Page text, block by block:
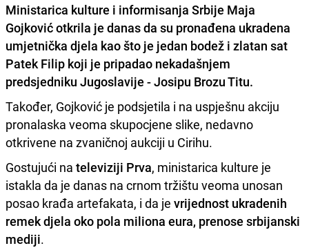
Ministarica kulture i informisanja Srbije Maja
Gojkovićotkrila je danas da su pronađena ukradena
umjetnička djela kao što je jedan bodež i zlatan sat
Patek Filip koji je pripadao nekadašnjem
predsjedniku Jugoslavije -Josipu Brozu Titu.
Također, Gojković je podsjetila i na uspješnu akciju
pronalaska veoma skupocjene slike, nedavno
otkrivene na zvaničnoj aukciji u Cirihu.
Gostujući na televiziji Prva, ministarica kulture je
istakla da je danas na crnom tržištu veoma unosan
posao krađa artefakata, i da je vrijednost ukradenih
remek djela oko pola miliona eura, prenose srbijanski
mediji.